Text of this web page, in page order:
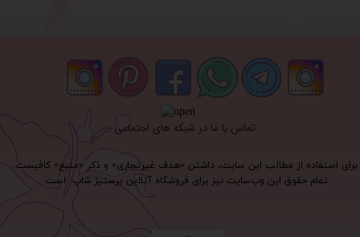
برای استفاده از مطالب این سایت، داشتن «هدف غیرتجاری» و ذکر «منبع» کافیست.
تمام حقوق اين وب‌سايت نیز برای فروشگاه آنلاین پرستیژ شاپ است.
تماس با ما در شبکه های اجتماعی